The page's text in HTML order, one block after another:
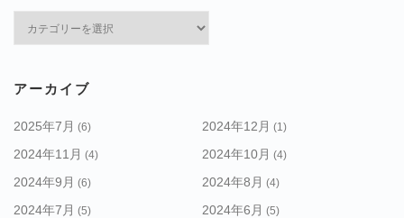
ー
アーカイブ
2025年7月 (6) 2024年12月 (1)
2024年11月 (4) 2024年10月 (4)
2024年9月 (6) 2024年8月 (4)
2024年7月 (5) 2024年6月 (5)